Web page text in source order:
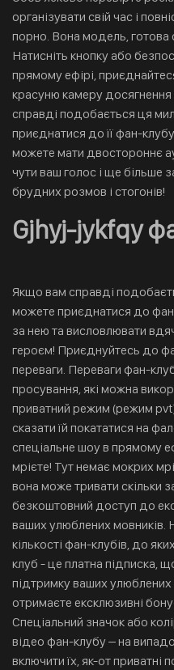
організувати свій час і
порно. Вона модель, готова
Натисніть кнопку або
прямому ефірі,
красуню камеру
справді подобається ця
приєднатися до її фан-
можете мати двостороннє
чути ваш голос і ще більше
брудних розмов і стогонів!
Gjhyj-jykfqy
Якщо вам справді
можете приєднатися до
за нею та висловлювати
героєм! Приєднуйтесь до
переваги. Переваги фан-
просування, які можна
приватний режим (режим
сказати їй покататися на
спеціальне шоу в прямому
мрієте! Тут немає мокрих
вона може тривати скільки
безкоштовний доступ до
ваших улюблених
кількості фан-клубів, до
клуб - це платна підписка,
підтримку ваших
отримаєте ексклюзивні
Спеціальний значок або
відео фан-клубу – на
включити їх, як-от